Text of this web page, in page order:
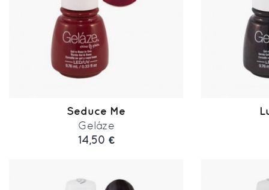
Seduce Me
Geláze
14,50 €